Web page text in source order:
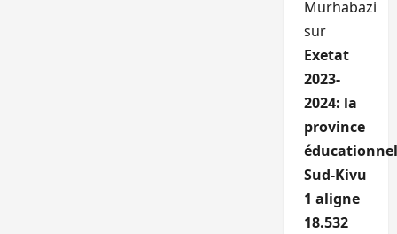
Murhabazi
sur
Exetat
2023-
2024: la
province
Sud-Kivu
1 aligne
18.532